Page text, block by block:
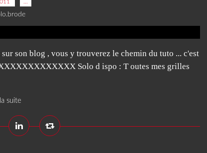
son blog , vous y trouverez le chemin du tuto ... c'est
Solo d ispo : T outes mes grilles
suite